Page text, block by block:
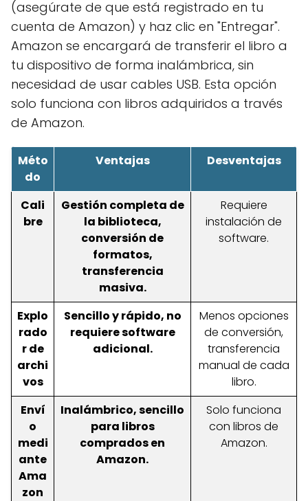
(asegúrate de que está registrado en tu
cuenta de Amazon) y haz clic en "Entregar".
Amazon se encargará de transferir el libro a
tu dispositivo de forma inalámbrica, sin
necesidad de usar cables USB. Esta opción
solo funciona con libros adquiridos a través
de Amazon.
Méto
do
Ventajas Desventajas
Cali
bre
Gestión completa de
la biblioteca,
conversión de
formatos,
transferencia
masiva.
Requiere
instalación de
software.
Explo
rado
r de
archi
vos
Sencillo y rápido, no
requiere software
adicional.
Menos opciones
de conversión,
transferencia
manual de cada
libro.
Enví
o
medi
ante
Ama
zon
Inalámbrico, sencillo
para libros
comprados en
Amazon.
Solo funciona
con libros de
Amazon.